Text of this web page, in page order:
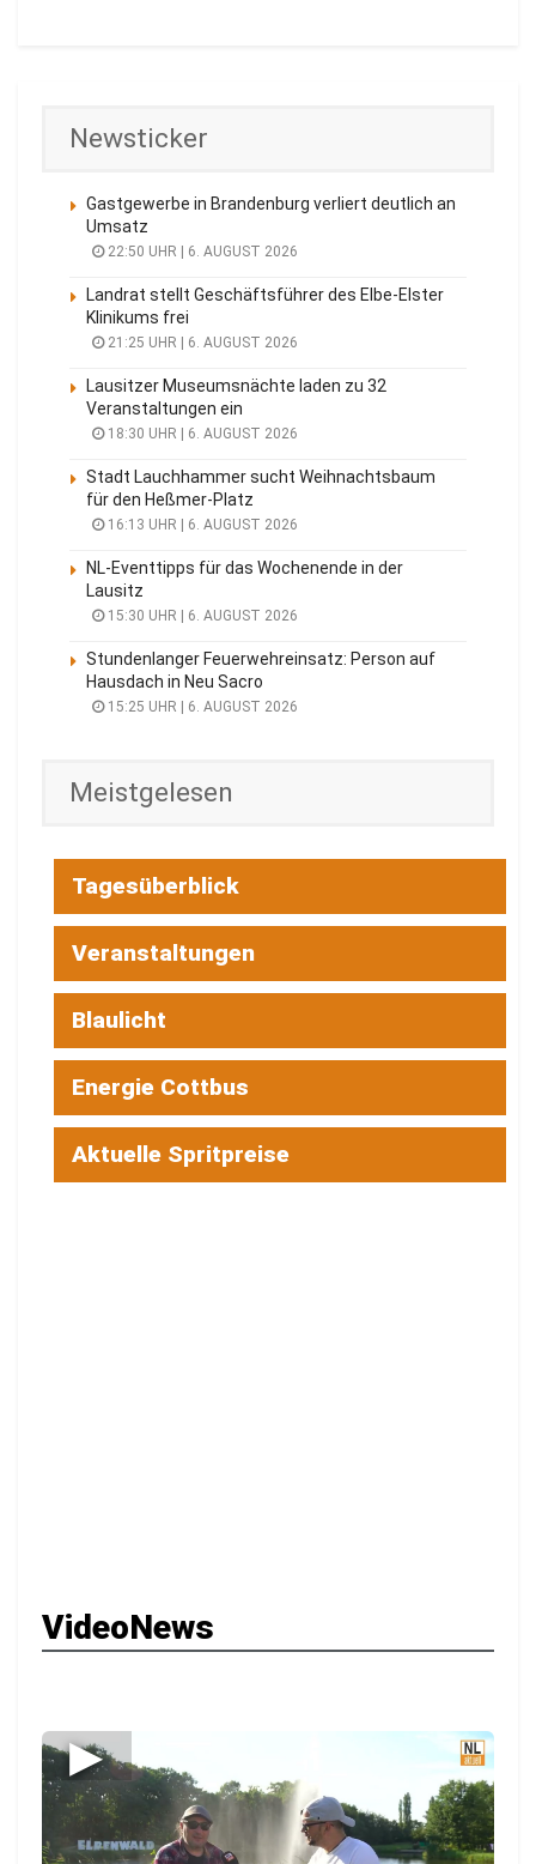
Newsticker
Gastgewerbe in Brandenburg verliert deutlich an
Umsatz
22:50 UHR | 6. AUGUST 2026
Landrat stellt Geschäftsführer des Elbe-Elster
Klinikums frei
21:25 UHR | 6. AUGUST 2026
Lausitzer Museumsnächte laden zu 32
Veranstaltungen ein
18:30 UHR | 6. AUGUST 2026
Stadt Lauchhammer sucht Weihnachtsbaum
für den Heßmer-Platz
16:13 UHR | 6. AUGUST 2026
NL-Eventtipps für das Wochenende in der
Lausitz
15:30 UHR | 6. AUGUST 2026
Stundenlanger Feuerwehreinsatz: Person auf
Hausdach in Neu Sacro
15:25 UHR | 6. AUGUST 2026
Meistgelesen
Tagesüberblick
Veranstaltungen
Blaulicht
Energie Cottbus
Aktuelle Spritpreise
VideoNews
▶